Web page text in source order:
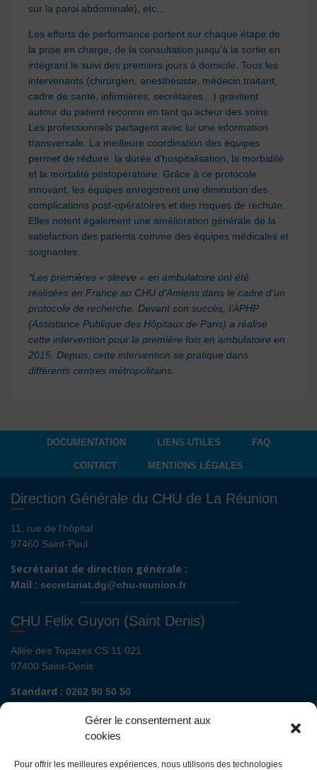
Gérer le consentement aux
cookies
Pour offrir les meilleures expériences, nous utilisons des technologies
sur la paroi abdominale), etc…
Les efforts de performance portent sur chaque étape de
la prise en charge, de la consultation jusqu’à la sortie en
intégrant le suivi des premiers jours à domicile. Tous les
intervenants (chirurgien, anesthésiste, médecin traitant,
cadre de santé, infirmières, secrétaires…) gravitent
autour du patient reconnu en tant qu’acteur des soins.
Les professionnels partagent avec lui une information
transversale. La meilleure coordination des équipes
permet de réduire la durée d’hospitalisation, la morbidité
et la mortalité postopératoire. Grâce à ce protocole
innovant, les équipes enregistrent une diminution des
complications post-opératoires et des risques de rechute.
Elles notent également une amélioration générale de la
satisfaction des patients comme des équipes médicales et
soignantes.
*Les premières « sleeve » en ambulatoire ont été
réalisées en France au CHU d’Amiens dans le cadre d’un
protocole de recherche. Devant son succès, l’APHP
(Assistance Publique des Hôpitaux de Paris) a réalisé
cette intervention pour la première fois en ambulatoire en
2015. Depuis, cette intervention se pratique dans
différents centres métropolitains.
DOCUMENTATION LIENS UTILES FAQ
CONTACT MENTIONS LÉGALES
Direction Générale du CHU de La Réunion
11, rue de l’hôpital
97460 Saint-Paul
Secrétariat de direction générale :
Mail : secretariat.dg@chu-reunion.fr
CHU Felix Guyon (Saint Denis)
Allée des Topazes CS 11 021
97400 Saint-Denis
Standard : 0262 90 50 50
Renseignements admissions :
Secrétariat de direction de site :
direction.fguyon@chu-reunion.fr